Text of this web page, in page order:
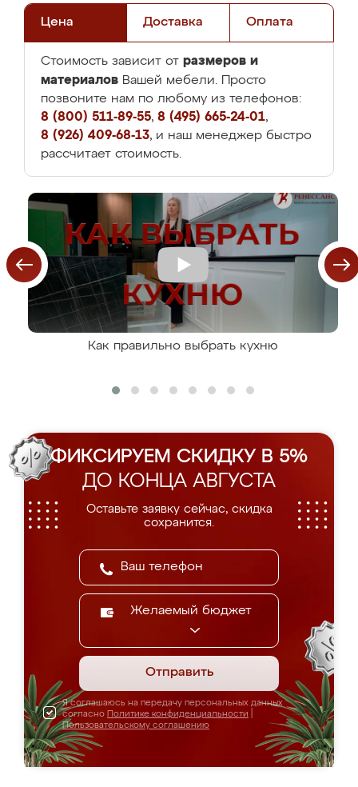
Цена Доставка Оплата
Стоимость зависит от размеров и
материалов Вашей мебели. Просто
позвоните нам по любому из телефонов:
8 (800) 511-89-55, 8 (495) 665-24-01,
8 (926) 409-68-13, и наш менеджер быстро
рассчитает стоимость.
Как правильно выбрать кухню
ФИКСИРУЕМ СКИДКУ В 5%
ДО КОНЦА АВГУСТА
Оставьте заявку сейчас, скидка
сохранится.
Желаемый бюджет
Отправить
Я соглашаюсь на передачу персональных данных
согласно Политике конфиденциальности
Пользовательскому соглашению